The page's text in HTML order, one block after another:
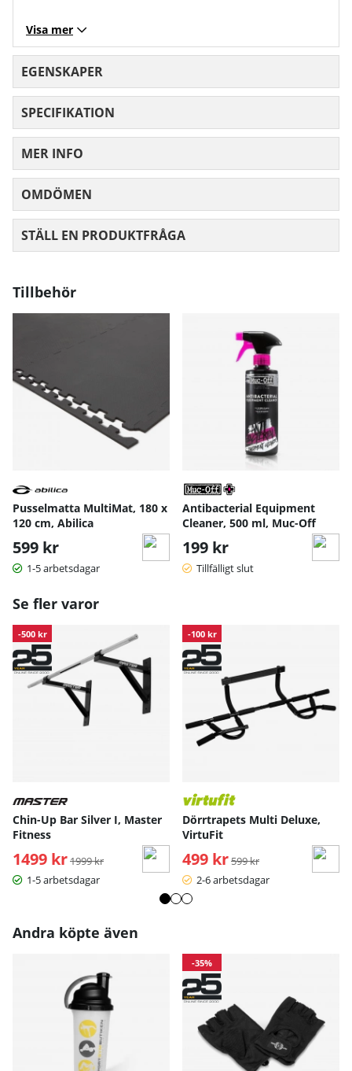
Visa mer
EGENSKAPER
SPECIFIKATION
MER INFO
OMDÖMEN
STÄLL EN PRODUKTFRÅGA
Tillbehör
Pusselmatta MultiMat, 180 x
120 cm, Abilica
599 kr
1-5 arbetsdagar
Antibacterial Equipment
Cleaner, 500 ml, Muc-Off
199 kr
Tillfälligt slut
Se fler varor
-500 kr
Chin-Up Bar Silver I, Master
Fitness
1499 kr Ordinarie pris:
1999 kr
1-5 arbetsdagar
-100 kr
Dörrtrapets Multi Deluxe,
VirtuFit
499 kr Ordinarie pris:
599 kr
2-6 arbetsdagar
Andra köpte även
-35%